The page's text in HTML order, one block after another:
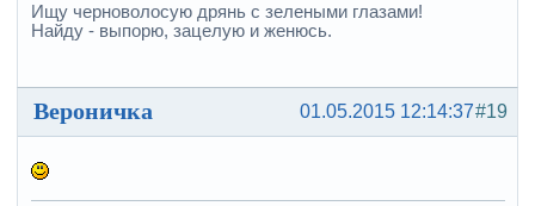
Ищу черноволосую дрянь с зелеными глазами!
Найду - выпорю, зацелую и женюсь.
#19
01.05.2015 12:14:37
Вероничка